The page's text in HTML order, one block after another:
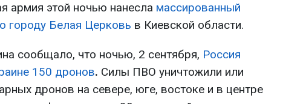
армия этой ночью нанесла массированный
городу Белая Церковь в Киевской области.
сообщало, что ночью, 2 сентября, Россия
150 дронов. Силы ПВО уничтожили или
дронов на севере, юге, востоке и в центре